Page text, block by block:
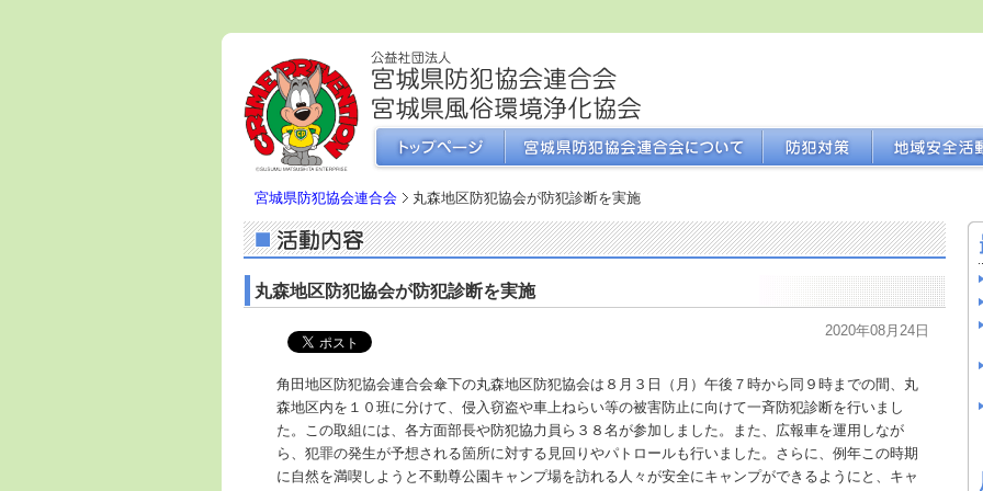
宮城県防犯協会連合会 丸森地区防犯協会が防犯診断を実施
丸森地区防犯協会が防犯診断を実施
2020年08月24日
角田地区防犯協会連合会傘下の丸森地区防犯協会は８月３日（月）午後７時から同９時までの間、丸
森地区内を１０班に分けて、侵入窃盗や車上ねらい等の被害防止に向けて一斉防犯診断を行いまし
た。この取組には、各方面部長や防犯協力員ら３８名が参加しました。また、広報車を運用しなが
ら、犯罪の発生が予想される箇所に対する見回りやパトロールも行いました。さらに、例年この時期
に自然を満喫しようと不動尊公園キャンプ場を訪れる人々が安全にキャンプができるようにと、キャ